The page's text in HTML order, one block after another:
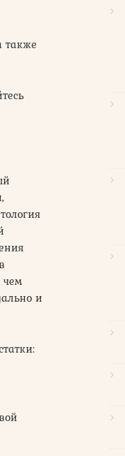
также
чем
и